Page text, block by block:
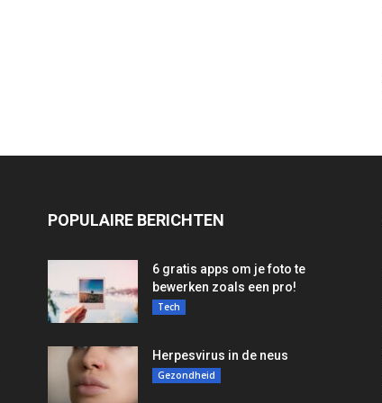
POPULAIRE BERICHTEN
6 gratis apps om je foto te
bewerken zoals een pro!
Tech
Herpesvirus in de neus
Gezondheid